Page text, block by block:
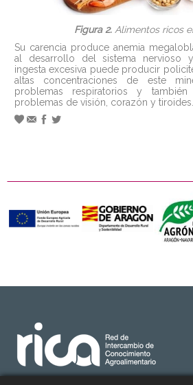
Figura 2.Alimentos ricos
Su carencia produce anemia
al desarrollo del sistema nervioso
ingesta excesiva puede producir
altas concentraciones de este
problemas respiratorios y también
problemas de visión, corazón y tiroides.